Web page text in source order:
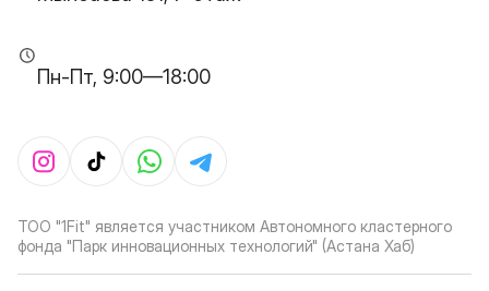
Пн-Пт, 9:00—18:00
ТОО "1Fit" является участником Автономного кластерного
фонда "Парк инновационных технологий" (Астана Хаб)